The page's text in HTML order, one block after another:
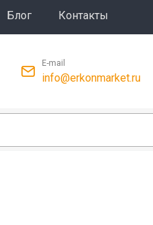
Блог Контакты
E-mail
info@erkonmarket.ru